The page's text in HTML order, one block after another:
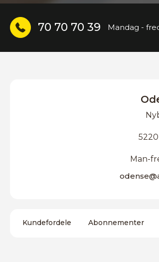
70 70 70 39 Mandag -
Man-
Kundefordele Abonnementer